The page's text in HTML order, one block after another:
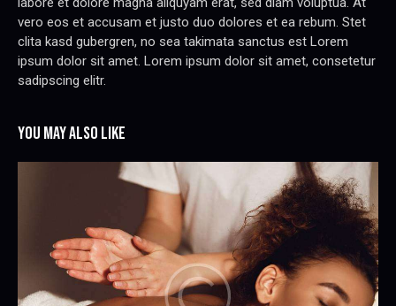
vero eos et accusam et justo duo dolores et ea rebum. Stet
clita kasd gubergren, no sea takimata sanctus est Lorem
ipsum dolor sit amet. Lorem ipsum dolor sit amet, consetetur
sadipscing elitr.
YOU MAY ALSO LIKE